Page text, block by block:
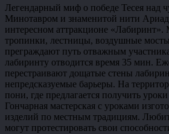
Легендарный миф о победе Тесея над
Минотавром и знаменитой нити
интересном аттракционе
тропинки, лестницы, воздушные
преграждают путь отважным
лабиринту отводится время 35 мин.
перестраивают дощатые стены
непредсказуемые барьеры. На
пони, где предлагается получить
Гончарная мастерская с уроками
изделий по местным традициям.
могут протестировать свои